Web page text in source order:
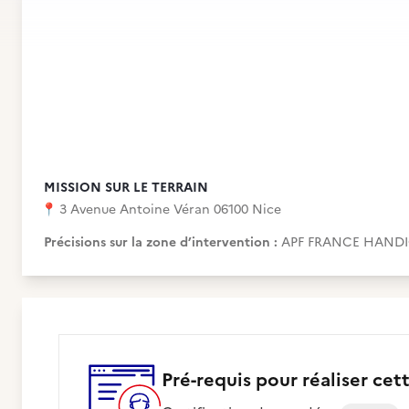
MISSION SUR LE TERRAIN
📍 3 Avenue Antoine Véran 06100 Nice
Précisions sur la zone d’intervention : APF FRANCE
Pré-requis pour réaliser